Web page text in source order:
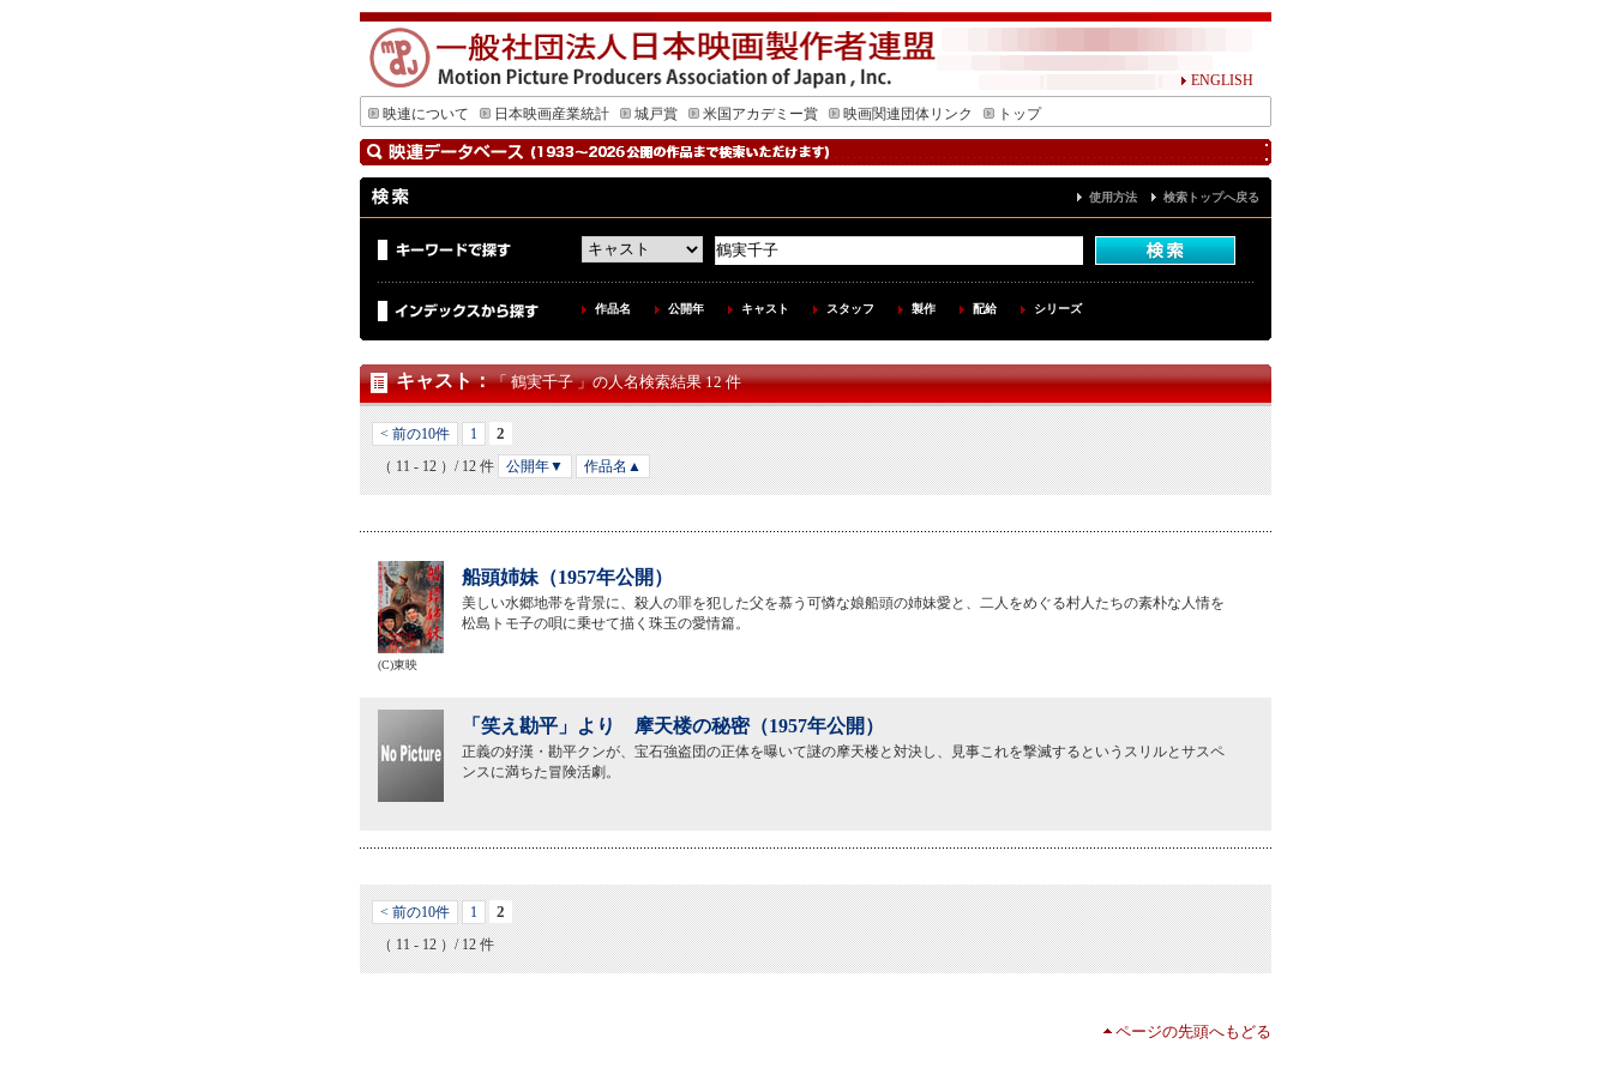
ENGLISH
映連について
日本映画産業統計 城戸賞 米国アカデミー賞 映画関連団体リンク トップ
使用方法 検索トップへ戻る
作品名 公開年 キャスト スタッフ 製作 配給 シリーズ
キャスト：「 鶴実千子 」の人名検索結果 12 件
< 前の10件 1 2
（ 11 - 12 ）/ 12 件 公開年▼ 作品名▲
船頭姉妹（1957年公開）
美しい水郷地帯を背景に、殺人の罪を犯した父を慕う可憐な娘船頭の姉妹愛と、二人をめぐる村人たちの素朴な人情を
松島トモ子の唄に乗せて描く珠玉の愛情篇。
(C)東映
「笑え勘平」より 摩天楼の秘密（1957年公開）
正義の好漢・勘平クンが、宝石強盗団の正体を曝いて謎の摩天楼と対決し、見事これを撃滅するというスリルとサスペ
ンスに満ちた冒険活劇。
< 前の10件 1 2
（ 11 - 12 ）/ 12 件
ページの先頭へもどる